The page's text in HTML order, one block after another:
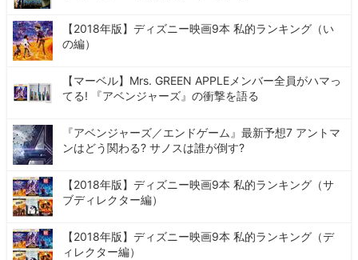
【2018年版】ディズニー映画9本 私的ランキング（い
の編）
【マーベル】Mrs. GREEN APPLEメンバー全員がハマっ
てる! 『アベンジャーズ』の衝撃を語る
『アベンジャーズ／エンドゲーム』最新予想7 アントマ
ンはどう関わる? サノスは誰が倒す?
【2018年版】ディズニー映画9本 私的ランキング（サ
ブディレクター編）
【2018年版】ディズニー映画9本 私的ランキング（デ
ィレクター編）